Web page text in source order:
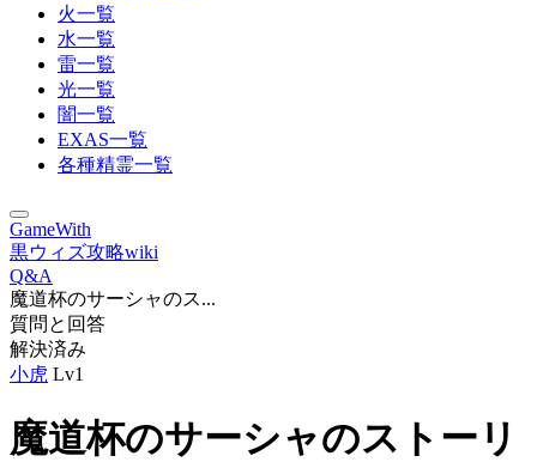
火一覧
水一覧
雷一覧
光一覧
闇一覧
EXAS一覧
各種精霊一覧
GameWith
黒ウィズ攻略wiki
Q&A
魔道杯のサーシャのス...
質問と回答
解決済み
小虎 Lv1
魔道杯のサーシャのストーリ